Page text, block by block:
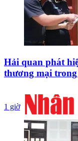
Hải quan phát
thương mại
1 giờ